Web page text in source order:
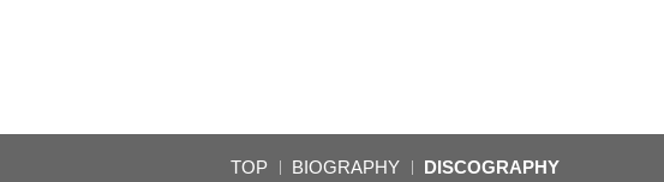
TOP BIOGRAPHY DISCOGRAPHY